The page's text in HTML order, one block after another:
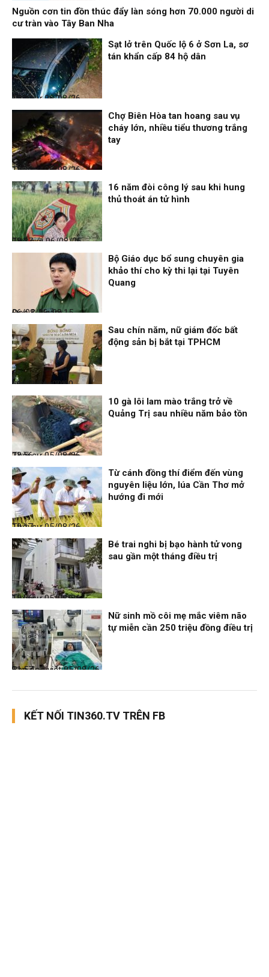
Nguồn cơn tin đồn thúc đẩy làn sóng hơn 70.000 người di
cư tràn vào Tây Ban Nha
Thời sự
06/08/26, 12:33
Sạt lở trên Quốc lộ 6 ở Sơn La, sơ
tán khẩn cấp 84 hộ dân
Thời sự
06/08/26, 12:30
Chợ Biên Hòa tan hoang sau vụ
cháy lớn, nhiều tiểu thương trắng
tay
Thế giới
06/08/26, 08:27
16 năm đòi công lý sau khi hung
thủ thoát án tử hình
Đọc & Ngẫm
06/08/26, 08:15
Bộ Giáo dục bổ sung chuyên gia
khảo thí cho kỳ thi lại tại Tuyên
Quang
Nhịp sống 24h
06/08/26, 00:00
Sau chín năm, nữ giám đốc bất
động sản bị bắt tại TPHCM
Thời sự
05/08/26, 23:56
10 gà lôi lam mào trắng trở về
Quảng Trị sau nhiều năm bảo tồn
Thời sự
05/08/26, 19:17
Từ cánh đồng thí điểm đến vùng
nguyên liệu lớn, lúa Cần Thơ mở
hướng đi mới
Thời sự
05/08/26, 12:06
Bé trai nghi bị bạo hành tử vong
sau gần một tháng điều trị
Bạn đọc viết
05/08/26, 11:57
Nữ sinh mồ côi mẹ mắc viêm não
tự miễn cần 250 triệu đồng điều trị
KẾT NỐI TIN360.TV TRÊN FB